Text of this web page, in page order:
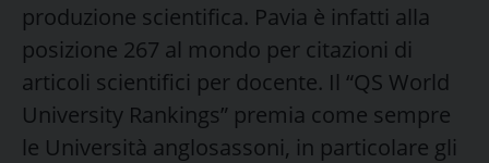
produzione scientifica. Pavia è infatti alla
posizione 267 al mondo per citazioni di
articoli scientifici per docente. Il “QS World
University Rankings” premia come sempre
le Università anglosassoni, in particolare gli